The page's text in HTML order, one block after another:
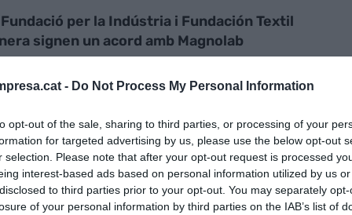
- Do Not Process My Personal Information
opt-out of the sale, sharing to third parties, or processing of your
for targeted advertising by us, please use the below opt-out
selection. Please note that after your opt-out request is processed
interest-based ads based on personal information utilized by us
to third parties prior to your opt-out. You may separately
of your personal information by third parties on the IAB’s list of
per la Indústria i Fundación Textil
signen un acord amb Magnolab
personalitats de diferents sectors. L'única
que la indústria sigui un model de cohesió
els primers confirmats hi haEloi Planes,